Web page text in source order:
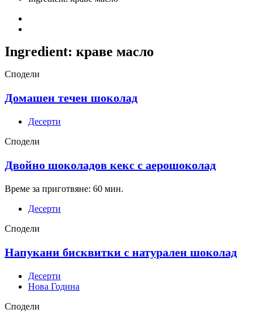
Ingredient: краве масло
Сподели
Домашен течен шоколад
Десерти
Сподели
Двойно шоколадов кекс с аерошоколад
Време за приготвяне: 60 мин.
Десерти
Сподели
Напукани бисквитки с натурален шоколад
Десерти
Нова Година
Сподели